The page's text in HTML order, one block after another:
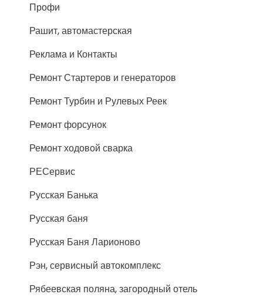
Профи
Рашит, автомастерская
Реклама и Контакты
Ремонт Стартеров и генераторов
Ремонт Турбин и Рулевых Реек
Ремонт форсунок
Ремонт ходовой сварка
РЕСервис
Русская Банька
Русская баня
Русская Баня Ларионово
Рэн, сервисный автокомплекс
Рябеевская поляна, загородный отель